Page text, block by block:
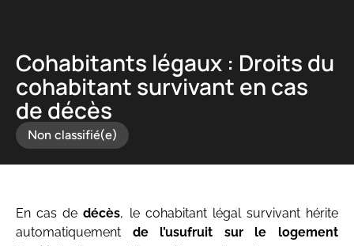
Cohabitants légaux : Droits du
cohabitant survivant en cas
de décès
Non classifié(e)
En cas dedécès, le cohabitant légal survivant hérite
automatiquement de l’usufruit sur le logement